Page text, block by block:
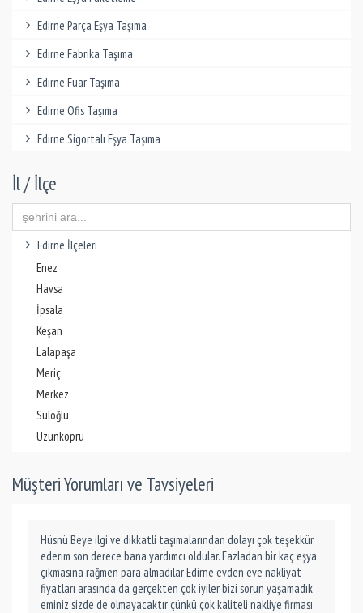
Edirne Parça Eşya Taşıma
Edirne Fabrika Taşıma
Edirne Fuar Taşıma
Edirne Ofis Taşıma
Edirne Sigortalı Eşya Taşıma
İl / İlçe
Edirne İlçeleri
Enez
Havsa
İpsala
Keşan
Lalapaşa
Meriç
Merkez
Süloğlu
Uzunköprü
Müşteri Yorumları ve Tavsiyeleri
Hüsnü Beye ilgi ve dikkatli taşımalarından dolayı çok teşekkür
ederim son derece bana yardımcı oldular. Fazladan bir kaç eşya
çıkmasına rağmen para almadılar Edirne evden eve nakliyat
fiyatları arasında da gerçekten çok iyiler bizi sorun yaşamadık
eminiz sizde de olmayacaktır çünkü çok kaliteli nakliye firması.